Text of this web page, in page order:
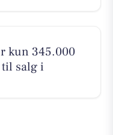
kun 345.000
salg i